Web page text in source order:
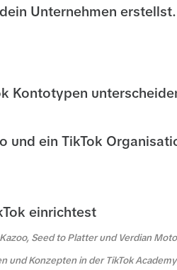
Unternehmen erstellst.
Kontotypen
und ein TikTok
einrichtest
Seed to Platter und Verdian
und Konzepten in der TikTok